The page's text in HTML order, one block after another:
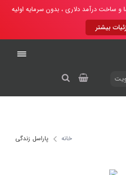
و ساخت درآمد دلاری ، بدون سرمایه اولیه
بیشتر
خانه پاراسل زندگی